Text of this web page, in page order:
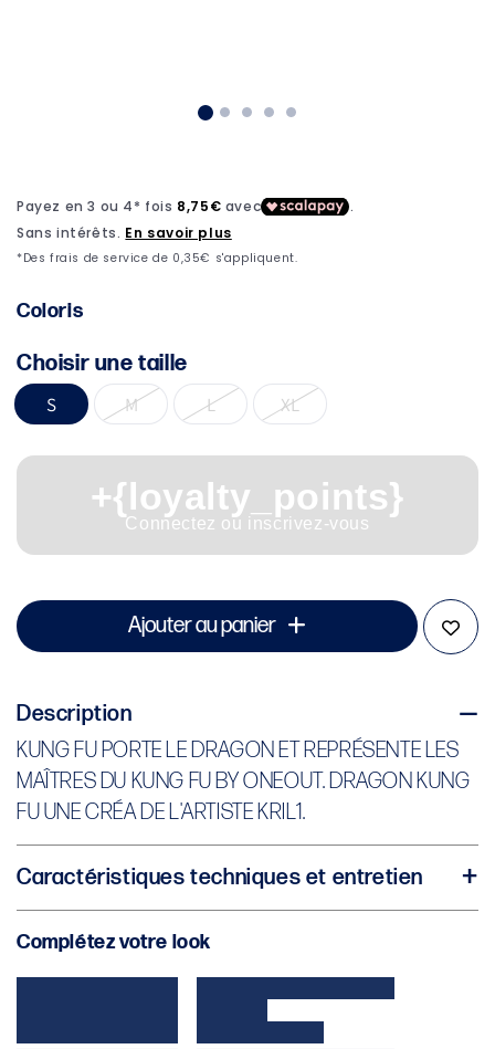
Coloris
Choisir une taille
S M L XL
+{loyalty_points}
Connectez ou inscrivez-vous
Ajouter au panier
Description
KUNG FU PORTE LE DRAGON ET REPRÉSENTE LES
MAÎTRES DU KUNG FU BY ONEOUT. DRAGON KUNG
FU UNE CRÉA DE L'ARTISTE KRIL1.
Caractéristiques techniques et entretien
JERSEY CONFORT
UNISEXE
100% COTON BIOLOGIQUE
SÉRIGRAPHIE DE HAUTE QUALITÉ
Complétez votre look